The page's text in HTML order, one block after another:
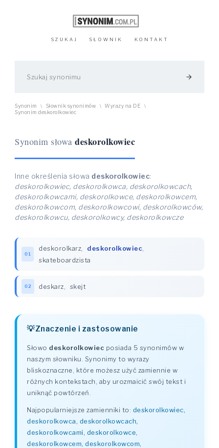
SZUKAJ SŁOWNIK KONTAKT
arrow_forward
Synonim \ Słownik synonimów \ Wyrazy na DE \
Synonim deskorolkowiec
Synonim słowa deskorolkowiec
Inne określenia słowa deskorolkowiec:
deskorolkowiec, deskorolkowca, deskorolkowcach,
deskorolkowcami, deskorolkowce, deskorolkowcem,
deskorolkowcom, deskorolkowcowi, deskorolkowców,
deskorolkowcu, deskorolkowcy, deskorolkowcze
01
deskorolkarz deskorolkowiec
skateboardzista
02 deskarz skejt
Znaczenie i zastosowanie
Słowo deskorolkowiec posiada 5 synonimów w
naszym słowniku. Synonimy to wyrazy
bliskoznaczne, które możesz użyć zamiennie w
różnych kontekstach, aby urozmaicić swój tekst i
uniknąć powtórzeń.
Najpopularniejsze zamienniki to: deskorolkowiec,
deskorolkowca, deskorolkowcach,
deskorolkowcami, deskorolkowce,
deskorolkowcem, deskorolkowcom,